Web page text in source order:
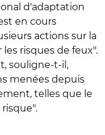
d'adaptation
en cours
actions sur la
risques de feux".
souligne-t-il,
menées depuis
telles que le